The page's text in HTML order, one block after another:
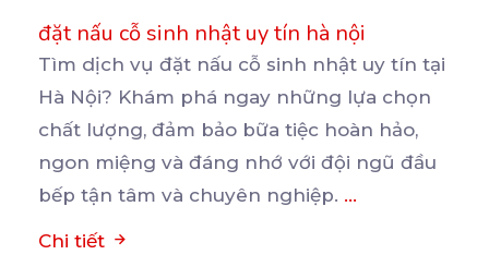
đặt nấu cỗ sinh nhật uy tín hà nội
Tìm dịch vụ đặt nấu cỗ sinh nhật uy tín tại
Hà Nội? Khám phá ngay những lựa chọn
chất lượng, đảm bảo bữa tiệc hoàn hảo,
ngon miệng và đáng nhớ với đội ngũ đầu
bếp tận tâm và chuyên nghiệp. ...
Chi tiết